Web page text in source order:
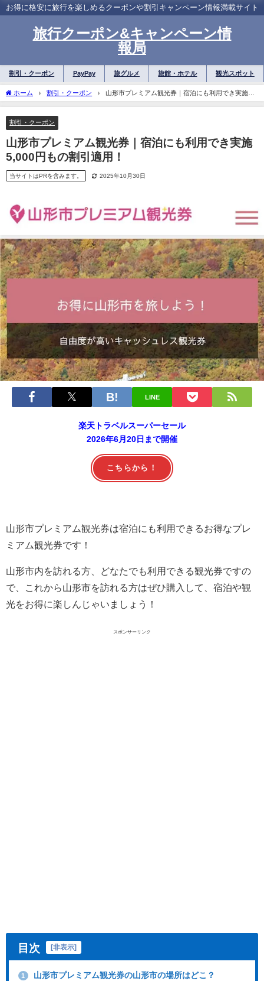
お得に格安に旅行を楽しめるクーポンや割引キャンペーン情報満載サイト
旅行クーポン&キャンペーン情
報局
割引・クーポン PayPay 旅グルメ 旅館・ホテル 観光スポット
ホーム 割引・クーポン
山形市プレミアム観光券｜宿泊にも利用でき実施
5,000円もの割引適用！
割引・クーポン
山形市プレミアム観光券｜宿泊にも利用でき実施
5,000円もの割引適用！
当サイトはPRを含みます。 2025年10月30日
LINE
楽天トラベルスーパーセール
2026年6月20日まで開催
こちらから！
山形市プレミアム観光券は宿泊にも利用できるお得なプレ
ミアム観光券です！
山形市内を訪れる方、どなたでも利用できる観光券ですの
で、これから山形市を訪れる方はぜひ購入して、宿泊や観
光をお得に楽しんじゃいましょう！
スポンサーリンク
目次 非表示
1 山形市プレミアム観光券の山形市の場所はどこ？